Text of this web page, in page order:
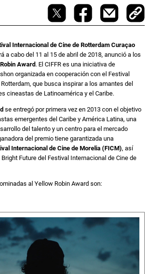
Internacional de Cine de Rotterdam Curaçao
a cabo del 11 al 15 de abril de 2018, anunció a los
Award . El CIFFR es una iniciativa de
organizada en cooperación con el Festival
que busca inspirar a los amantes del
cineastas de Latinoamérica y el Caribe.
se entregó por primera vez en 2013 con el objetivo
emergentes del Caribe y América Latina, una
del talento y un centro para el mercado
del premio tiene garantizada una
Internacional de Cine de Morelia (FICM), así
Future del Festival Internacional de Cine de
al Yellow Robin Award son: